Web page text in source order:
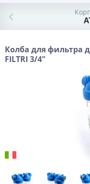
Колба для фильтра
FILTRI 3/4"